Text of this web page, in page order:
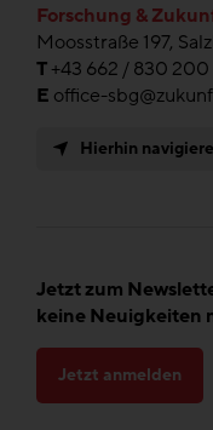
Forschung &
Moosstraße 197,
T+43 662 / 830 200
E office-
Hierhin
Jetzt zum
keine Neuigkeiten
Jetzt anmelden